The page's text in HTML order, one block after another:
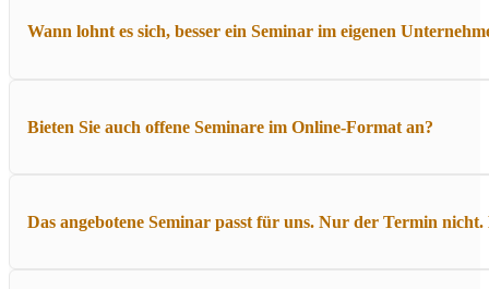
Ja. Jedes Training wird an Ihre Ziele, Ihre Branche und Ihre
Wann lohnt es sich, besser ein Seminar im eigenen
Ein Inhouse-Seminar lohnt sich immer dann, wenn mehrere
Bieten Sie auch offene Seminare im Online-Format an?
Ja, viele Themen – insbesondere rund um
Das angebotene Seminar passt für uns. Nur der Termin